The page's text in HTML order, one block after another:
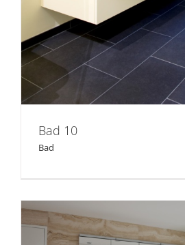
Bad 10
Bad